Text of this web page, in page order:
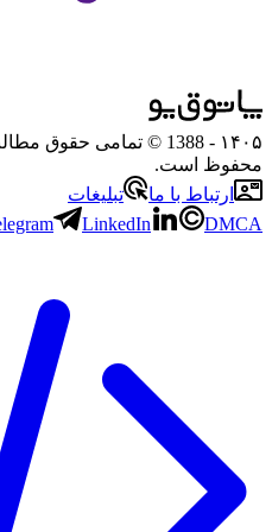
۱۴۰۵
- 1388 © تمامی حقوق
محفوظ است.
ارتباط با ما
تبلیغات
LinkedIn DMCA